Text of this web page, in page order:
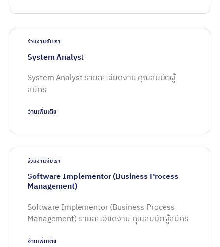
ร่วมงานกับเรา
System Analyst
System Analyst รายละเอียดงาน คุณสมบัติผู้
สมัคร
อ่านเพิ่มเติม
ร่วมงานกับเรา
Software Implementor (Business Process
Management)
Software Implementor (Business Process
Management) รายละเอียดงาน คุณสมบัติผู้สมัคร
อ่านเพิ่มเติม